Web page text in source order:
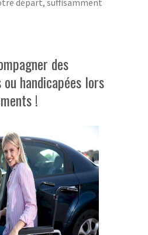
départ, suffisamment
des
handicapées lors
!